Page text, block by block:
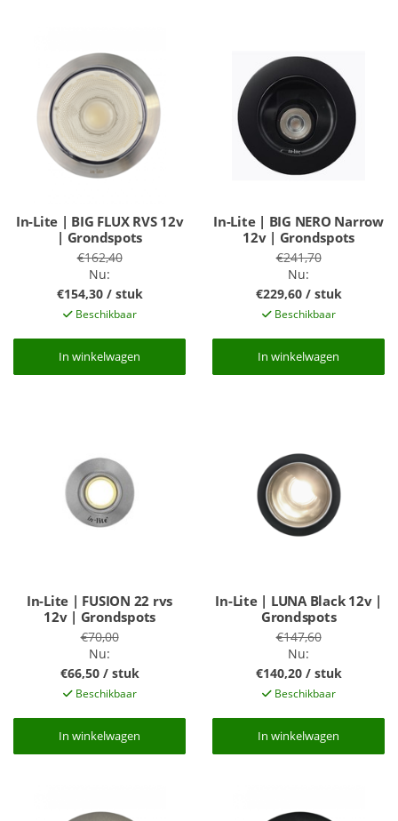
In-Lite | BIG FLUX RVS 12v
| Grondspots
€162,40
Nu:
€154,30 / stuk
Beschikbaar
In winkelwagen
In winkelwagen
In-Lite | BIG NERO Narrow
12v | Grondspots
€241,70
Nu:
€229,60 / stuk
Beschikbaar
In winkelwagen
In winkelwagen
In-Lite | FUSION 22 rvs
12v | Grondspots
€70,00
Nu:
€66,50 / stuk
Beschikbaar
In winkelwagen
In winkelwagen
In-Lite | LUNA Black 12v |
Grondspots
€147,60
Nu:
€140,20 / stuk
Beschikbaar
In winkelwagen
In winkelwagen